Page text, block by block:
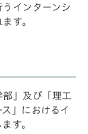
インターンシ
す。
」及び「理工
」におけるイ
す。